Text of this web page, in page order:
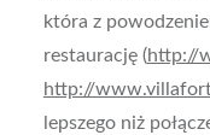
która z
restaurację (http://
http://
lepszego niż